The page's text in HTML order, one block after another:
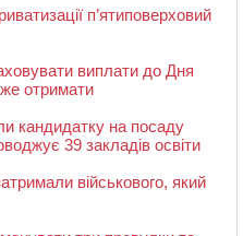
п’ятиповерховий
виплати до Дня
отримати
кандидатку на посаду
39 закладів освіти
військового, який